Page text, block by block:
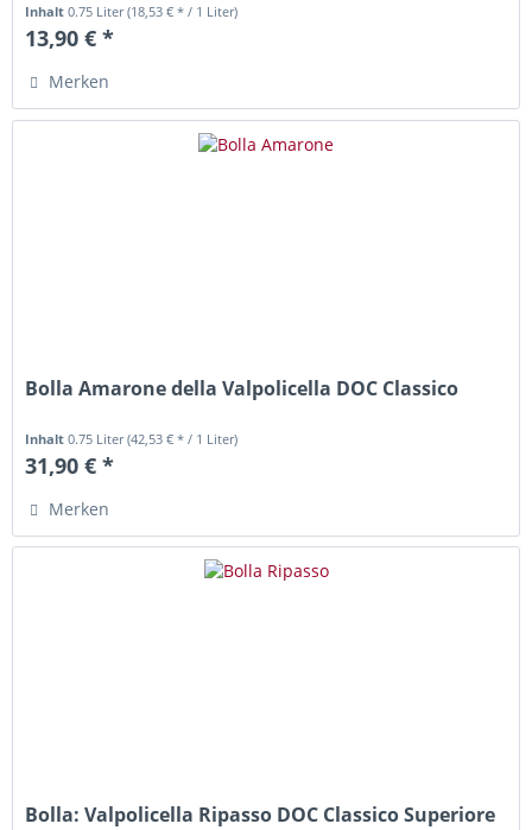
Inhalt0.75 Liter(18,53 € * / 1 Liter)
13,90 € *
Merken
Bolla Amarone della Valpolicella DOC Classico
Inhalt0.75 Liter(42,53 € * / 1 Liter)
31,90 € *
Merken
Bolla: Valpolicella Ripasso DOC Classico Superiore